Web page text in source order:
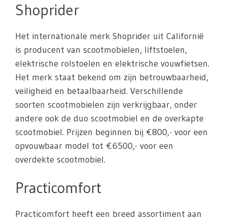
Shoprider
Het internationale merk Shoprider uit Californië
is producent van scootmobielen, liftstoelen,
elektrische rolstoelen en elektrische vouwfietsen.
Het merk staat bekend om zijn betrouwbaarheid,
veiligheid en betaalbaarheid. Verschillende
soorten scootmobielen zijn verkrijgbaar, onder
andere ook de duo scootmobiel en de overkapte
scootmobiel. Prijzen beginnen bij €800,- voor een
opvouwbaar model tot €6500,- voor een
overdekte scootmobiel.
Practicomfort
Practicomfort heeft een breed assortiment aan